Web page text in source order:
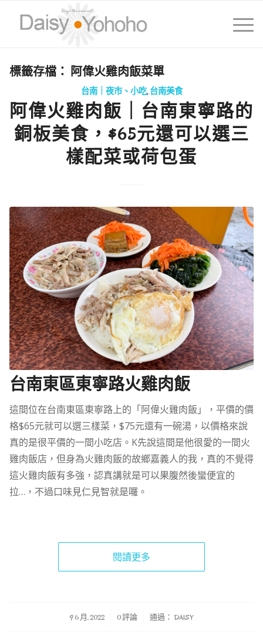
標籤存檔： 阿偉火雞肉飯菜單
台南｜夜市、小吃,台南美食
阿偉火雞肉飯｜台南東寧路的
銅板美食，$65元還可以選三
樣配菜或荷包蛋
台南東區東寧路火雞肉飯
這間位在台南東區東寧路上的「阿偉火雞肉飯」，平價的價
格$65元就可以選三樣菜，$75元還有一碗湯，以價格來說
真的是很平價的一間小吃店。K先說這間是他很愛的一間火
雞肉飯店，但身為火雞肉飯的故鄉嘉義人的我，真的不覺得
這火雞肉飯有多強，認真講就是可以果腹然後蠻便宜的
拉…，不過口味見仁見智就是囉。
閱讀更多
9 6 月, 2022
/ 0 評論 通過： DAISY